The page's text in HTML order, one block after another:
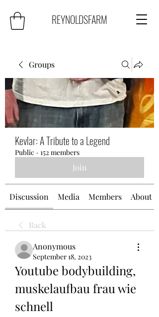
REYNOLDSFARM
Groups
Kevlar: A Tribute to a Legend
Public · 152 members
Join
Discussion Media Members About
Back
Anonymous
September 18, 2023
Youtube bodybuilding,
muskelaufbau frau wie
schnell